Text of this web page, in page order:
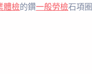
體檢的鑽一般勞檢石項圈